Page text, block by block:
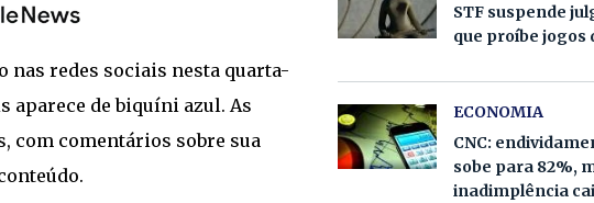
redes sociais nesta quarta-
aparece de biquíni azul. As
com comentários sobre sua
STF suspende
que proíbe jogos
ECONOMIA
CNC:
sobe para 82%,
inadimplência cai